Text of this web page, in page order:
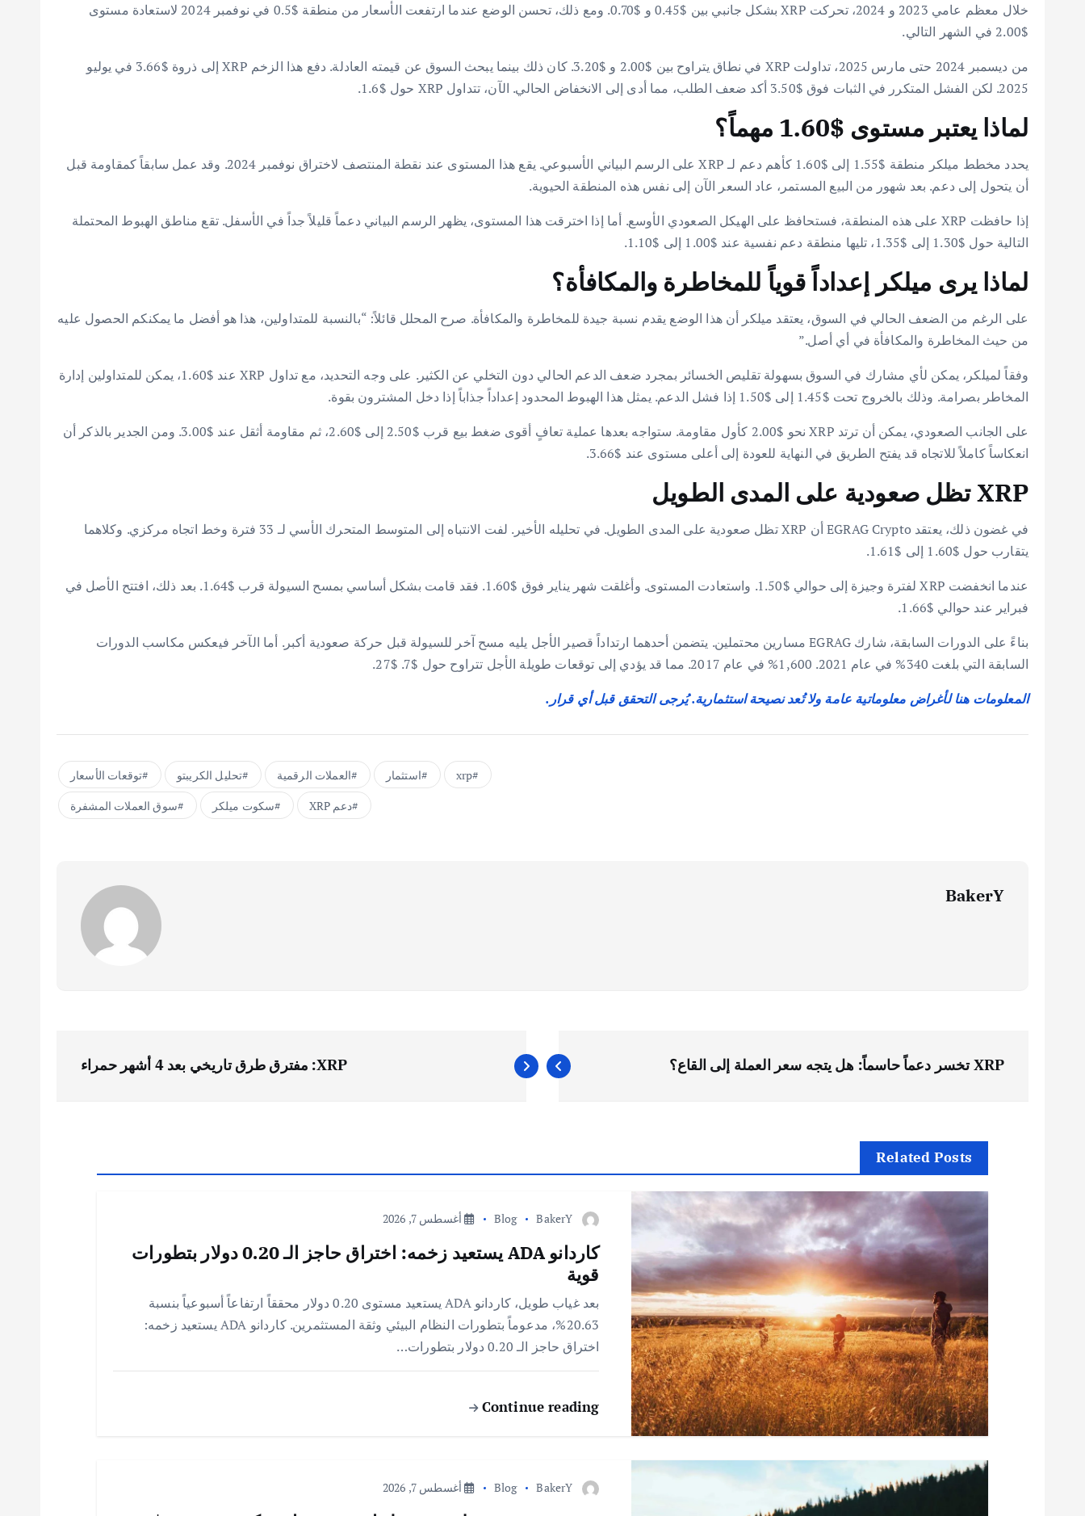
خلال معظم عامي 2023 و 2024، تحركت XRP بشكل جانبي بين $0.45 و $0.70. ومع ذلك، تحسن الوضع عندما ارتفعت الأسعار من منطقة $0.5 في نوفمبر 2024 لاستعادة مستوى
$2.00 في الشهر التالي.
من ديسمبر 2024 حتى مارس 2025، تداولت XRP في نطاق يتراوح بين $2.00 و $3.20. كان ذلك بينما يبحث السوق عن قيمته العادلة. دفع هذا الزخم XRP إلى ذروة $3.66 في يوليو
2025. لكن الفشل المتكرر في الثبات فوق $3.50 أكد ضعف الطلب، مما أدى إلى الانخفاض الحالي. الآن، تتداول XRP حول $1.6.
لماذا يعتبر مستوى $1.60 مهماً؟
يحدد مخطط ميلكر منطقة $1.55 إلى $1.60 كأهم دعم لـ XRP على الرسم البياني الأسبوعي. يقع هذا المستوى عند نقطة المنتصف لاختراق نوفمبر 2024. وقد عمل سابقاً كمقاومة قبل
أن يتحول إلى دعم. بعد شهور من البيع المستمر، عاد السعر الآن إلى نفس هذه المنطقة الحيوية.
إذا حافظت XRP على هذه المنطقة، فستحافظ على الهيكل الصعودي الأوسع. أما إذا اخترقت هذا المستوى، يظهر الرسم البياني دعماً قليلاً جداً في الأسفل. تقع مناطق الهبوط المحتملة
التالية حول $1.30 إلى $1.35، تليها منطقة دعم نفسية عند $1.00 إلى $1.10.
لماذا يرى ميلكر إعداداً قوياً للمخاطرة والمكافأة؟
على الرغم من الضعف الحالي في السوق، يعتقد ميلكر أن هذا الوضع يقدم نسبة جيدة للمخاطرة والمكافأة. صرح المحلل قائلاً: “بالنسبة للمتداولين، هذا هو أفضل ما يمكنكم الحصول عليه
من حيث المخاطرة والمكافأة في أي أصل.”
وفقاً لميلكر، يمكن لأي مشارك في السوق بسهولة تقليص الخسائر بمجرد ضعف الدعم الحالي دون التخلي عن الكثير. على وجه التحديد، مع تداول XRP عند $1.60، يمكن للمتداولين إدارة
المخاطر بصرامة. وذلك بالخروج تحت $1.45 إلى $1.50 إذا فشل الدعم. يمثل هذا الهبوط المحدود إعداداً جذاباً إذا دخل المشترون بقوة.
على الجانب الصعودي، يمكن أن ترتد XRP نحو $2.00 كأول مقاومة. ستواجه بعدها عملية تعافٍ أقوى ضغط بيع قرب $2.50 إلى $2.60، ثم مقاومة أثقل عند $3.00. ومن الجدير بالذكر أن
انعكاساً كاملاً للاتجاه قد يفتح الطريق في النهاية للعودة إلى أعلى مستوى عند $3.66.
XRP تظل صعودية على المدى الطويل
في غضون ذلك، يعتقد EGRAG Crypto أن XRP تظل صعودية على المدى الطويل. في تحليله الأخير. لفت الانتباه إلى المتوسط المتحرك الأسي لـ 33 فترة وخط اتجاه مركزي. وكلاهما
يتقارب حول $1.60 إلى $1.61.
عندما انخفضت XRP لفترة وجيزة إلى حوالي $1.50. واستعادت المستوى. وأغلقت شهر يناير فوق $1.60. فقد قامت بشكل أساسي بمسح السيولة قرب $1.64. بعد ذلك، افتتح الأصل في
فبراير عند حوالي $1.66.
بناءً على الدورات السابقة، شارك EGRAG مسارين محتملين. يتضمن أحدهما ارتداداً قصير الأجل يليه مسح آخر للسيولة قبل حركة صعودية أكبر. أما الآخر فيعكس مكاسب الدورات
السابقة التي بلغت 340% في عام 2021. 1,600% في عام 2017. مما قد يؤدي إلى توقعات طويلة الأجل تتراوح حول $7. $27.
المعلومات هنا لأغراض معلوماتية عامة ولا تُعد نصيحة استثمارية. يُرجى التحقق قبل أي قرار.
xrp استثمار العملات الرقمية تحليل الكريبتو
توقعات الأسعار
دعم XRP
سكوت ميلكر سوق العملات المشفرة
BakerY
XRP تخسر دعماً حاسماً: هل يتجه سعر العملة إلى القاع؟ XRP: مفترق طرق تاريخي بعد 4 أشهر حمراء
Related Posts
BakerY
Blog أغسطس 7, 2026
كاردانو ADA يستعيد زخمه: اختراق حاجز الـ 0.20 دولار بتطورات
قوية
بعد غياب طويل، كاردانو ADA يستعيد مستوى 0.20 دولار محققاً ارتفاعاً أسبوعياً بنسبة
20.63%، مدعوماً بتطورات النظام البيئي وثقة المستثمرين. كاردانو ADA يستعيد زخمه:
اختراق حاجز الـ 0.20 دولار بتطورات…
Continue reading
BakerY
Blog أغسطس 7, 2026